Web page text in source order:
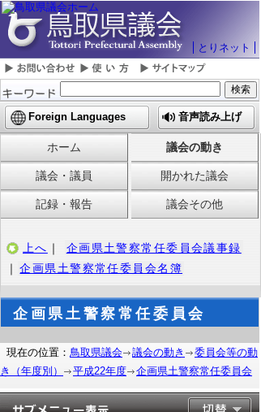
とりネット
Foreign Languages 音声読み上げ
ホーム 議会の動き
議会・議員 開かれた議会
記録・報告 議会その他
上へ ｜
企画県土警察常任委員会議事録
｜ 企画県土警察常任委員会名簿
企画県土警察常任委員会
現在の位置： 鳥取県議会 議会の動き
委員会等の動
き（年度別）
平成22年度 企画県土警察常任委員会